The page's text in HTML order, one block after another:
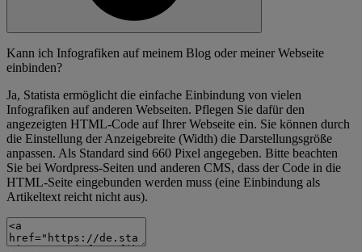
Kann ich Infografiken auf meinem Blog oder meiner Webseite
einbinden?
Ja, Statista ermöglicht die einfache Einbindung von vielen
Infografiken auf anderen Webseiten. Pflegen Sie dafür den
angezeigten HTML-Code auf Ihrer Webseite ein. Sie können durch
die Einstellung der Anzeigebreite (Width) die Darstellungsgröße
anpassen. Als Standard sind 660 Pixel angegeben. Bitte beachten
Sie bei Wordpress-Seiten und anderen CMS, dass der Code in die
HTML-Seite eingebunden werden muss (eine Einbindung als
Artikeltext reicht nicht aus).